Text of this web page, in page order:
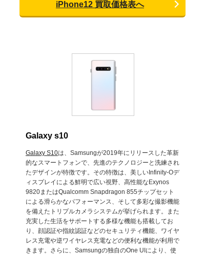
iPhone12 買取価格表へ
Galaxy s10
Galaxy S10は、Samsungが2019年にリリースした革新
的なスマートフォンで、先進のテクノロジーと洗練され
たデザインが特徴です。その特徴は、美しいInfinity-Oデ
ィスプレイによる鮮明で広い視野、高性能なExynos
9820またはQualcomm Snapdragon 855チップセット
による滑らかなパフォーマンス、そして多彩な撮影機能
を備えたトリプルカメラシステムが挙げられます。また
充実した生活をサポートする多様な機能も搭載してお
り、顔認証や指紋認証などのセキュリティ機能、ワイヤ
レス充電や逆ワイヤレス充電などの便利な機能が利用で
きます。さらに、Samsungの独自のOne UIにより、使